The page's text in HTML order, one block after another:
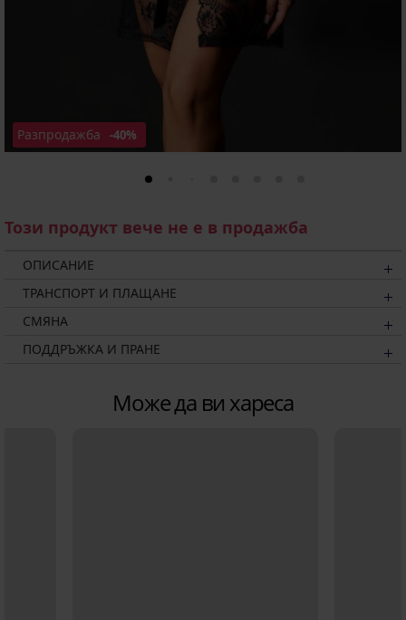
Разпродажба -40%
Този продукт вече не е в продажба
ОПИСАНИЕ
ТРАНСПОРТ И ПЛАЩАНЕ
СМЯНА
ПОДДРЪЖКА И ПРАНЕ
Може да ви хареса